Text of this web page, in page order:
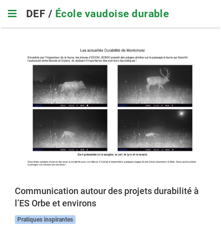
main
DEF / École vaudoise durable
Communication autour des projets durabilité à
l’ES Orbe et environs
Pratiques inspirantes